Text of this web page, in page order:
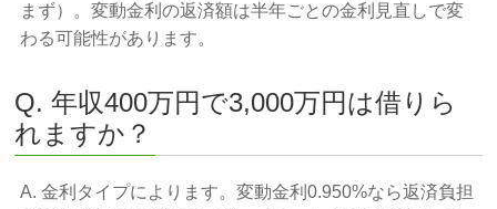
まず）。変動金利の返済額は半年ごとの金利見直しで変
わる可能性があります。
Q. 年収400万円で3,000万円は借りら
れますか？
A. 金利タイプによります。変動金利0.950%なら返済負担